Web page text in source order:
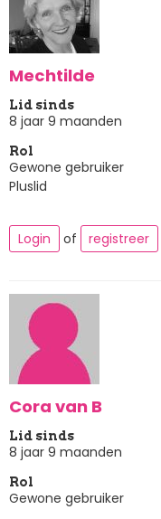
Mechtilde
Lid sinds
8 jaar 9 maanden
Rol
Gewone gebruiker
Pluslid
Login of registreer
Cora van B
Lid sinds
8 jaar 9 maanden
Rol
Gewone gebruiker